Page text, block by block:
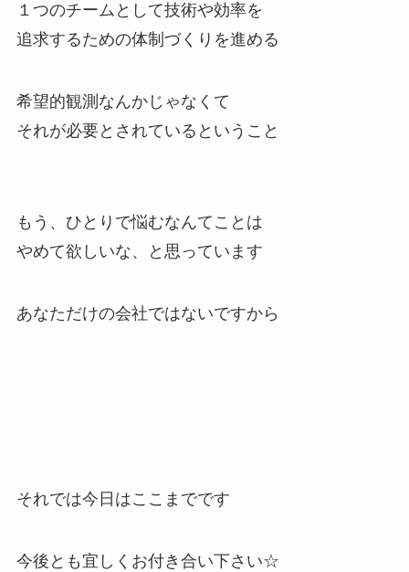
１つのチームとして技術や効率を
追求するための体制づくりを進める
希望的観測なんかじゃなくて
それが必要とされているということ
もう、ひとりで悩むなんてことは
やめて欲しいな、と思っています
あなただけの会社ではないですから
それでは今日はここまでです
今後とも宜しくお付き合い下さい☆